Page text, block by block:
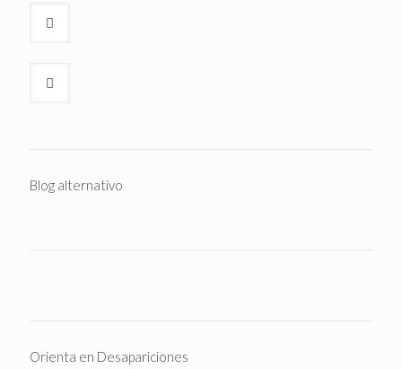
Blog alternativo
Orienta en Desapariciones